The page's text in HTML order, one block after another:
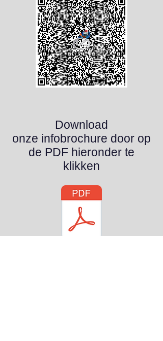
Download
onze infobrochure door op
de PDF hieronder te
klikken